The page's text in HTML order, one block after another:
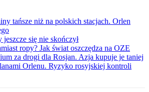
tańsze niż na polskich stacjach. Orlen
jeszcze się nie skończył
ropy? Jak świat oszczędza na OZE
za drogi dla Rosjan. Azja kupuje je taniej
Orlenu. Ryzyko rosyjskiej kontroli